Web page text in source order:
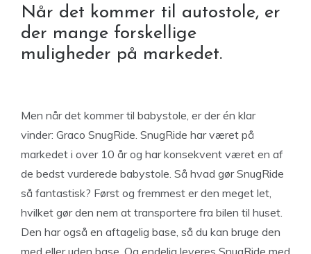
Når det kommer til autostole, er
der mange forskellige
muligheder på markedet.
Men når det kommer til babystole, er der én klar
vinder: Graco SnugRide. SnugRide har været på
markedet i over 10 år og har konsekvent været en af
de bedst vurderede babystole. Så hvad gør SnugRide
så fantastisk? Først og fremmest er den meget let,
hvilket gør den nem at transportere fra bilen til huset.
Den har også en aftagelig base, så du kan bruge den
med eller uden base. Og endelig leveres SnugRide med